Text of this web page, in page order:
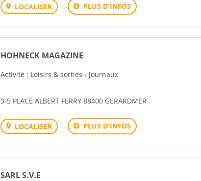
LOCALISER PLUS D'INFOS
HOHNECK MAGAZINE
Activité : Loisirs & sorties - Journaux
3-5 PLACE ALBERT FERRY 88400 GERARDMER
LOCALISER PLUS D'INFOS
SARL S.V.E